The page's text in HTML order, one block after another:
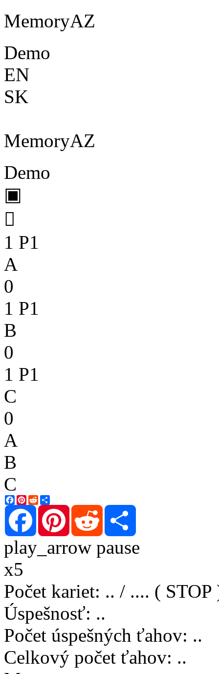
MemoryAZ
Demo
EN
SK
MemoryAZ
Demo
▣

1 P1
A
0
1 P1
B
0
1 P1
C
0
A
B
C
Facebook
Pinterest
Reddit
Facebook
Pinterest Reddit
play_arrow pause
x5
Počet kariet: .. / .... ( STOP
Úspešnosť: ..
Počet úspešných ťahov: ..
Celkový počet ťahov: ..